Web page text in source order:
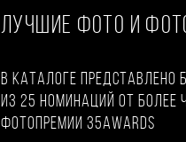
ЛУЧШИЕ ФОТО И
В каталоге представлено
из 25 номинаций от более
фотопремии 35AWARDS